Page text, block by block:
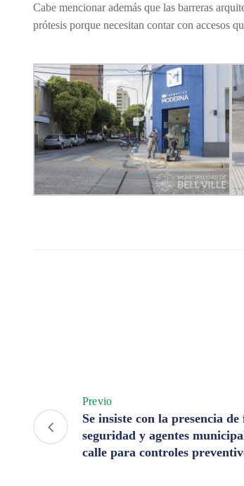
Cabe mencionar además que las barreras
prótesis porque necesitan contar con accesos
Previo
Se insiste con la presencia de
seguridad y agentes
calle para controles